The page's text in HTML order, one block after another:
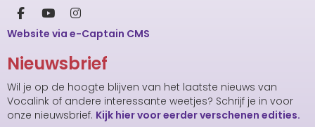
Website via e-Captain CMS
Nieuwsbrief
Wil je op de hoogte blijven van het laatste nieuws van
Vocalink of andere interessante weetjes? Schrijf je in voor
onze nieuwsbrief. Kijk hier voor eerder verschenen edities.